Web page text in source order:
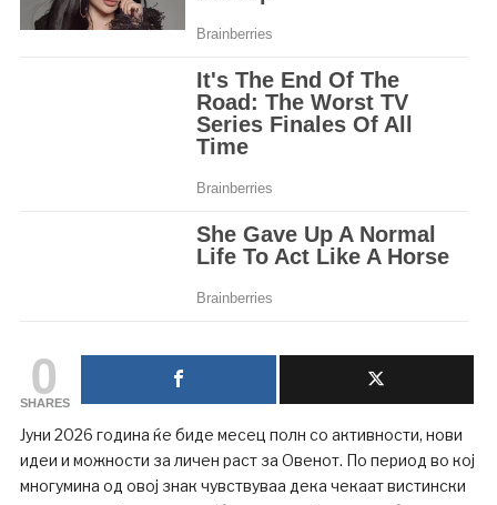
0
SHARES
Јуни 2026 година ќе биде месец полн со активности, нови
идеи и можности за личен раст за Овенот. По период во кој
многумина од овој знак чувствуваа дека чекаат вистински